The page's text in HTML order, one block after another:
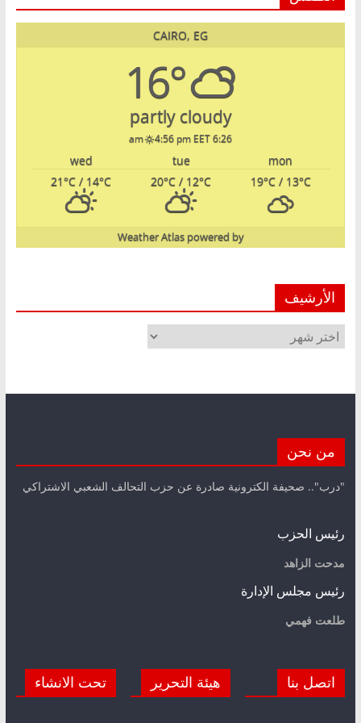
CAIRO, EG
16°
partly cloudy
6:26 am
4:56 pm EET
mon
tue
wed
19°C/ 13°C
20°C / 12°C
21°C / 14°C
powered by
Weather Atlas
الأرشيف
الأرشيف
من نحن
"درب".. صحيفة الكترونية صادرة عن حزب التحالف الشعبي الاشتراكي
رئيس الحزب
مدحت الزاهد
رئيس مجلس الإدارة
طلعت فهمي
اتصل بنا هيئة التحرير تحت الانشاء